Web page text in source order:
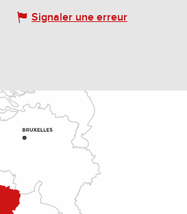
Signaler une erreur